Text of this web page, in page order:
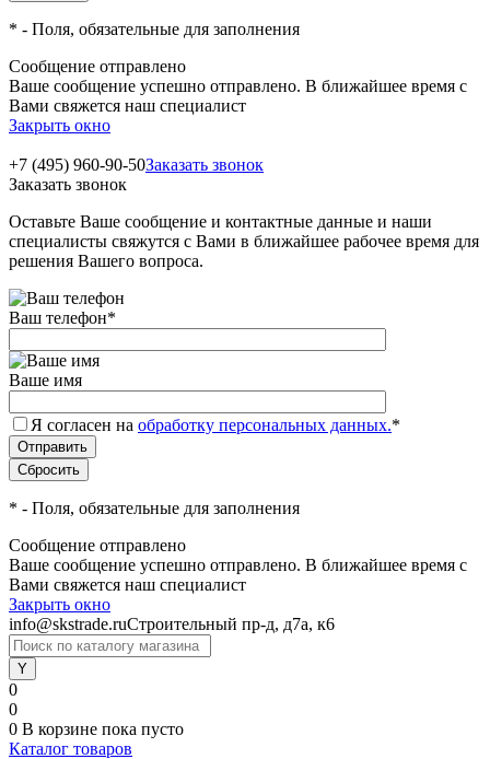
* - Поля, обязательные для заполнения
Сообщение отправлено
Ваше сообщение успешно отправлено. В ближайшее время с
Вами свяжется наш специалист
Закрыть окно
+7 (495) 960-90-50Заказать звонок
Заказать звонок
Оставьте Ваше сообщение и контактные данные и наши
специалисты свяжутся с Вами в ближайшее рабочее время для
решения Вашего вопроса.
Ваш телефон*
Ваше имя
Я согласен на обработку персональных данных.*
* - Поля, обязательные для заполнения
Сообщение отправлено
Ваше сообщение успешно отправлено. В ближайшее время с
Вами свяжется наш специалист
Закрыть окно
info@skstrade.ruСтроительный пр-д, д7а, к6
0
0
0 В корзине пока пусто
Каталог товаров